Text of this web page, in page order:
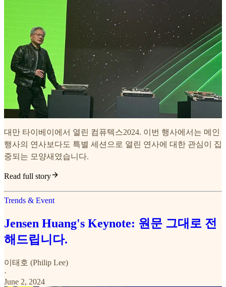
대만 타이베이에서 열린 컴퓨텍스2024. 이번 행사에서는 메인
행사의 연사보다도 특별 세션으로 열린 연사에 대한 관심이 집
중되는 모양새였습니다.
Read full story
Trends & Event
Jensen Huang's Keynote: 원문 그대로 전
해드립니다.
이태호 (Philip Lee)
·
June 2, 2024